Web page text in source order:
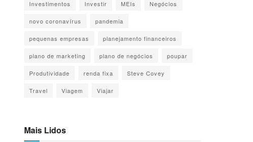
Investimentos Investir MEIs Negócios
novo coronavírus pandemia
pequenas empresas planejamento financeiros
plano de marketing plano de negócios poupar
Produtividade renda fixa Steve Covey
Travel Viagem Viajar
Mais Lidos